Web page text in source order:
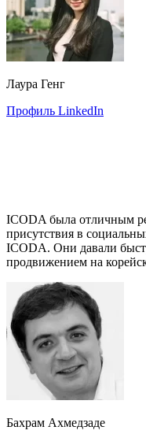
Лаура Генг
Профиль LinkedIn
ICODA была отличным
присутствия в
ICODA. Они давали
продвижением на
Бахрам Ахмедзаде